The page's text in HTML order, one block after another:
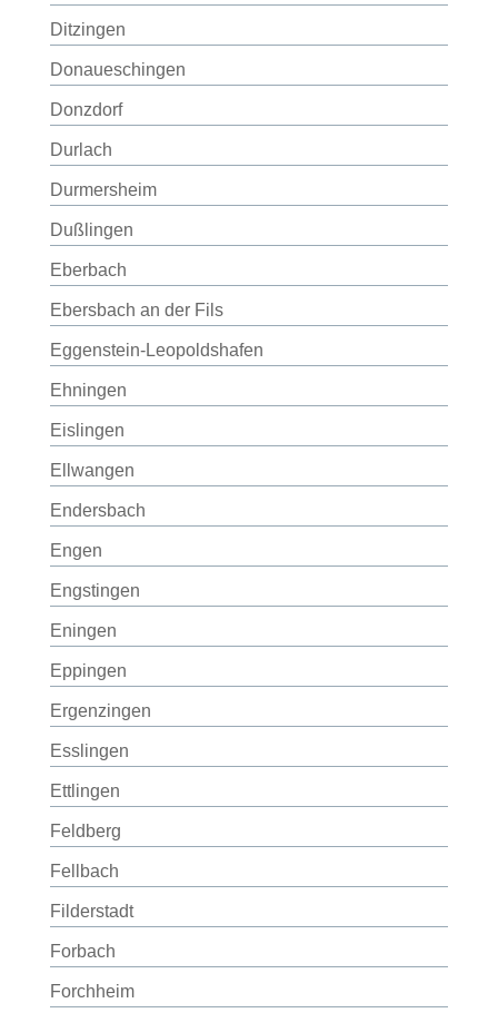
Ditzingen
Donaueschingen
Donzdorf
Durlach
Durmersheim
Dußlingen
Eberbach
Ebersbach an der Fils
Eggenstein-Leopoldshafen
Ehningen
Eislingen
Ellwangen
Endersbach
Engen
Engstingen
Eningen
Eppingen
Ergenzingen
Esslingen
Ettlingen
Feldberg
Fellbach
Filderstadt
Forbach
Forchheim